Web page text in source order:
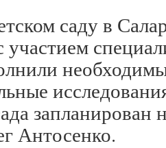
саду в
участием
запланирован
Антосенко.